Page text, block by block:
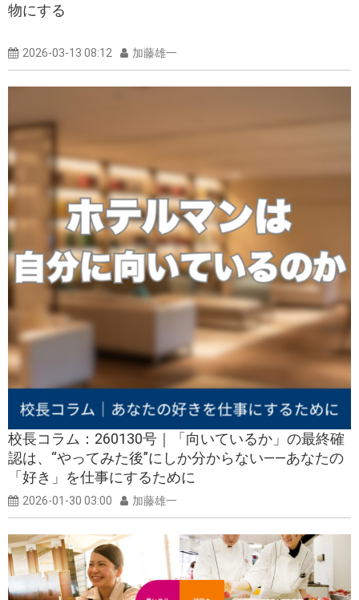
物にする
2026-03-13 08:12 加藤雄一
校長コラム：260130号｜「向いているか」の最終確
認は、“やってみた後”にしか分からない――あなたの
「好き」を仕事にするために
2026-01-30 03:00 加藤雄一